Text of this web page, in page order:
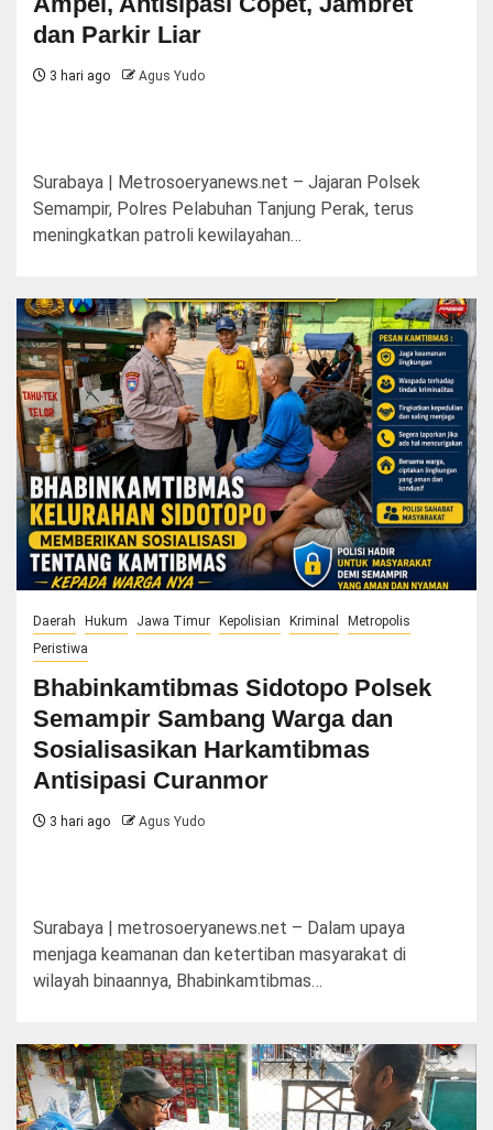
dan Parkir Liar
3 hari ago Agus Yudo
Surabaya | Metrosoeryanews.net – Jajaran Polsek
Semampir, Polres Pelabuhan Tanjung Perak, terus
meningkatkan patroli kewilayahan…
Daerah Hukum Jawa Timur Kepolisian Kriminal
Metropolis
Peristiwa
Bhabinkamtibmas Sidotopo Polsek
Semampir Sambang Warga dan
Sosialisasikan Harkamtibmas
Antisipasi Curanmor
3 hari ago Agus Yudo
Surabaya | metrosoeryanews.net – Dalam upaya
menjaga keamanan dan ketertiban masyarakat di
wilayah binaannya, Bhabinkamtibmas…